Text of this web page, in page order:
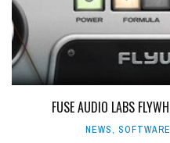
FUSE AUDIO LABS
NEWS, SOFTWARE